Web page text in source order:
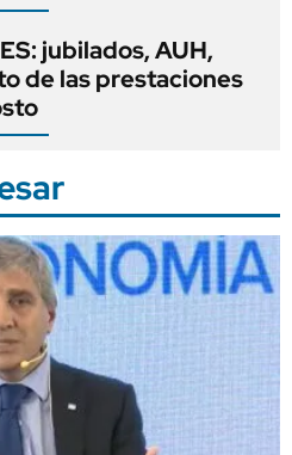
jubilados, AUH,
de las prestaciones